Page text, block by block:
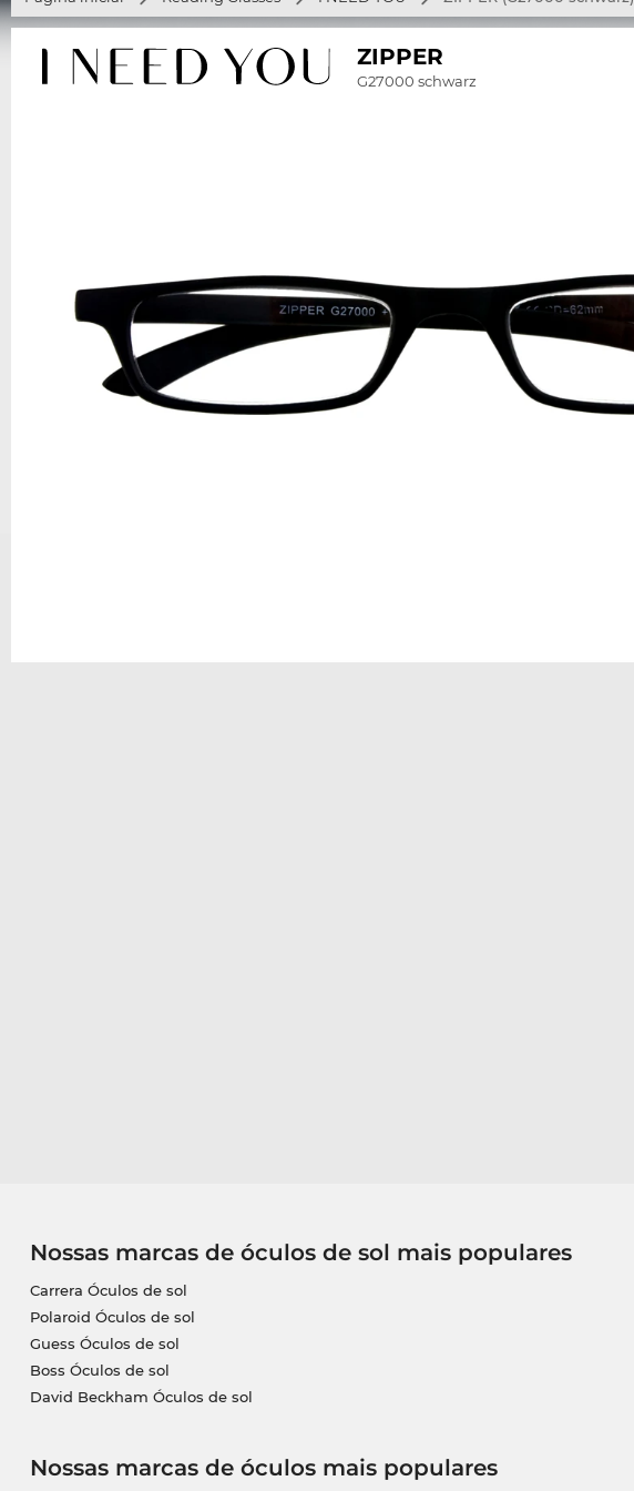
ZIPPER
G27000 schwarz
Nossas marcas de óculos de sol mais populares
Carrera Óculos de sol
Polaroid Óculos de sol
Guess Óculos de sol
Boss Óculos de sol
David Beckham Óculos de sol
Nossas marcas de óculos mais populares